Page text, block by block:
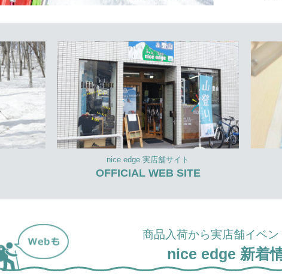
nice edge 実店舗サイト
OFFICIAL WEB SITE
商品入荷から実店舗イベン
nice edge 新着